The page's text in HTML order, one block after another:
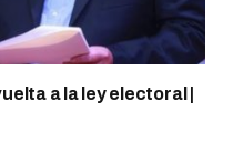
a la ley electoral |